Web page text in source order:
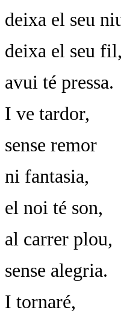
deixa el seu
deixa el seu fil,
avui té pressa.
I ve tardor,
sense remor
ni fantasia,
el noi té son,
al carrer plou,
sense alegria.
I tornaré,